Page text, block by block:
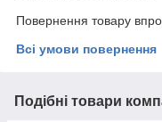
Повернення товару
Всі умови повернення
Подібні товари